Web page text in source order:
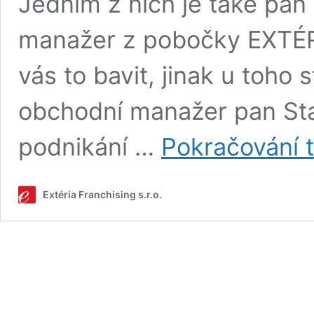
manažer z pobočky
vás to bavit, jinak u toho
obchodní manažer pan
podnikání … Pokračování
Extéria Franchising s.r.o.